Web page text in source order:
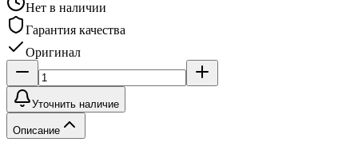
Нет в наличии
Гарантия качества
Оригинал
Уточнить наличие
Описание